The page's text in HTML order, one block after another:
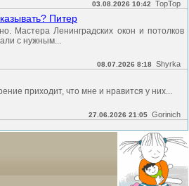
03.08.2026 10:42 TopTop
Питер
Мастера Ленинградских окон и потолков
с нужным...
08.07.2026 8:18 Shyrka
приходит, что мне и нравится у них...
27.06.2026 21:05 Gorinich